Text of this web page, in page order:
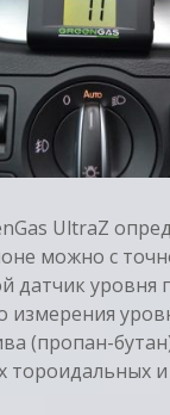
UltraZ
можно с
датчик уровня
измерения
(пропан-
тороидальных